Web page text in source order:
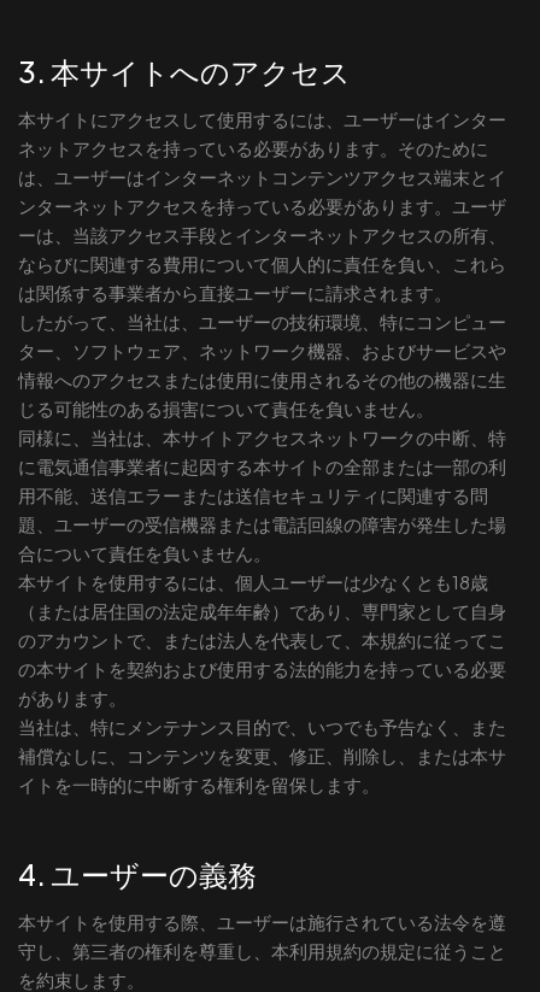
3. 本サイトへのアクセス
本サイトにアクセスして使用するには、ユーザーはインター
ネットアクセスを持っている必要があります。そのために
は、ユーザーはインターネットコンテンツアクセス端末とイ
ンターネットアクセスを持っている必要があります。ユーザ
ーは、当該アクセス手段とインターネットアクセスの所有、
ならびに関連する費用について個人的に責任を負い、これら
は関係する事業者から直接ユーザーに請求されます。
したがって、当社は、ユーザーの技術環境、特にコンピュー
ター、ソフトウェア、ネットワーク機器、およびサービスや
情報へのアクセスまたは使用に使用されるその他の機器に生
じる可能性のある損害について責任を負いません。
同様に、当社は、本サイトアクセスネットワークの中断、特
に電気通信事業者に起因する本サイトの全部または一部の利
用不能、送信エラーまたは送信セキュリティに関連する問
題、ユーザーの受信機器または電話回線の障害が発生した場
合について責任を負いません。
本サイトを使用するには、個人ユーザーは少なくとも18歳
（または居住国の法定成年年齢）であり、専門家として自身
のアカウントで、または法人を代表して、本規約に従ってこ
の本サイトを契約および使用する法的能力を持っている必要
があります。
当社は、特にメンテナンス目的で、いつでも予告なく、また
補償なしに、コンテンツを変更、修正、削除し、または本サ
イトを一時的に中断する権利を留保します。
4. ユーザーの義務
本サイトを使用する際、ユーザーは施行されている法令を遵
守し、第三者の権利を尊重し、本利用規約の規定に従うこと
を約束します。